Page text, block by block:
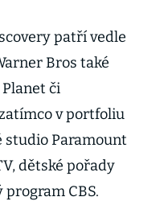
patří vedle
Bros také
či
v portfoliu
studio Paramount
dětské pořady
CBS.